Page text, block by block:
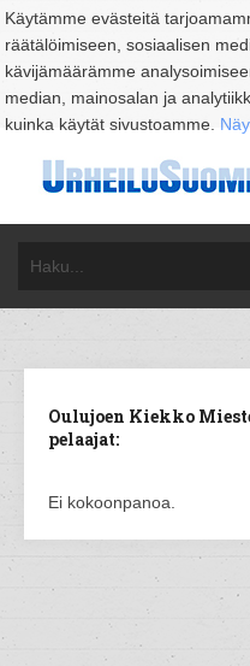
Käytämme evästeitä
räätälöimiseen, sosiaalisen
kävijämäärämme
median, mainosalan ja
kuinka käytät sivustoamme.
Oulujoen Kiekko
pelaajat:
Ei kokoonpanoa.